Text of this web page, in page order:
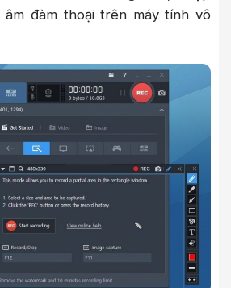
âm đàm thoại trên máy tính vô